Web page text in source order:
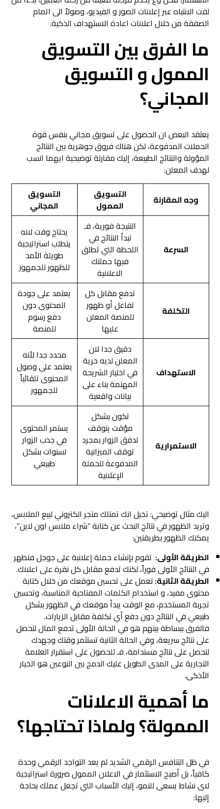
لفت الانتباه عبر إعلانات الصور و الفيديو، وصولاً الى اتمام
الصفقة من خلال اعلانات اعادة الاستهداف الذكية.
ما الفرق بين التسويق
الممول و التسويق
المجاني؟
يعتقد البعض ان الحصول على تسويق مجاني بنفس قوة
الحملات المدفوعة، لكن هناك فروق جوهرية بين النتائج
المؤولة والنتائج الطبيعة، إليك مقارنة توضيحية ايهما انسب
لهدف المعلن:
وجه المقارنة
التسويق
الممول
التسويق
المجاني
السرعة
النتيجة فورية، فـ
تبدأ النتائج في
اللحظة التي تطلق
فيها حملتك
الاعلانية
يحتاج وقت لانه
يتطلب استراتيجية
طويلة الأمد
للظهور للجمهور
التكلفة
تدفع مقابل كل
تفاعل أو ظهور
للمنصة المعلن
عليها
يعتمد على جودة
المحتوى دون
دفع رسوم
للمنصة
الاستهداف
دقيق جدا لان
المعلن لديه حرية
في اختيار الشريحة
المهتمة بناء على
بيانات واقعية
محدد جدا لأنه
يعتمد على وصول
المحتوى تلقائياً
للجمهور
الاستمرارية
تكون بشكل
مؤقت يتوقف
تدفق الزوار بمجرد
توقف الميزانية
المدفوعة للحملة
الإعلانية
يستمر المحتوى
في جذب الزوار
لسنوات بشكل
طبيعي
اليك مثال توضيحي: تخيل انك تمتلك متجر الكتروني لبيع الملابس،
وتريد الظهور في نتائج البحث عن كتابة “شراء ملابس اون لاين”،
يمكنك الظهور بطريقتين:
الطريقة الأولى: تقوم بإنشاء حملة إعلانية على جوجل فتظهر
في النتائج الأولى فوراً، لكنك تدفع مقابل كل نقرة على اعلانك.
الطريقة الثانية:تعمل على تحسين موقعك من خلال كتابة
محتوى مفيد، و استخدام الكلمات المفتاحية المناسبة، وتحسين
تجربة المستخدم، مع الوقت يبدأ موقعك في الظهور بشكل
طبيعي في النتائج دون دفع أي تكلفة مقابل الزيارات.
فالفرق ببساطة بينهم هو في الحالة الأولى تدفع المال لتحصل
على نتائج سريعة، وفي الحالة الثانية تستثمر وقتك وجهدك
لتحصل على نتائج مستدامة، فـ للحصول على استقرار العلامة
التجارية على المدى الطويل عليك الدمج بين النوعين هو الخيار
الأذكى.
ما أهمية الاعلانات
الممولة؟ ولماذا تحتاجها؟
في ظل التنافس الرقمي الشديد لم يعد التواجد الرقمي وحدة
كافياً، بل أصبح الاستثمار في الاعلان الممول ضرورة استراتيجية
لاى نشاط يسعى للنمو، إليك الأسباب التي تجعل عملك بحاجة
إليها: